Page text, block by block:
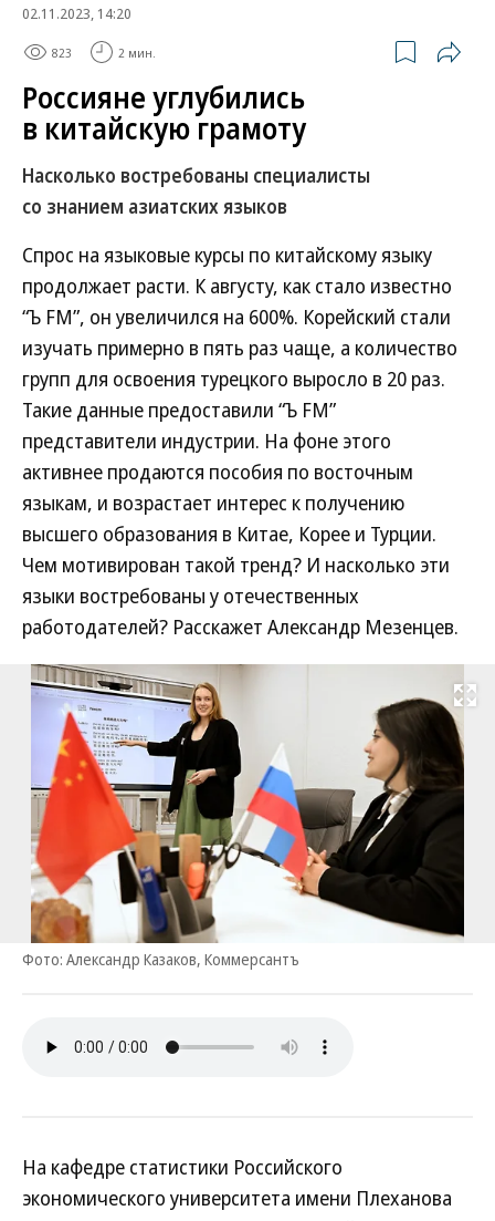
02.11.2023, 14:20
823 2 мин.
Россияне углубились
в китайскую грамоту
Насколько востребованы специалисты
со знанием азиатских языков
Спрос на языковые курсы по китайскому языку
продолжает расти. К августу, как стало известно
“Ъ FM”, он увеличился на 600%. Корейский стали
изучать примерно в пять раз чаще, а количество
групп для освоения турецкого выросло в 20 раз.
Такие данные предоставили “Ъ FM”
представители индустрии. На фоне этого
активнее продаются пособия по восточным
языкам, и возрастает интерес к получению
высшего образования в Китае, Корее и Турции.
Чем мотивирован такой тренд? И насколько эти
языки востребованы у отечественных
работодателей? Расскажет Александр Мезенцев.
Развернуть
Фото: Александр Казаков, Коммерсантъ
На кафедре статистики Российского
экономического университета имени Плеханова